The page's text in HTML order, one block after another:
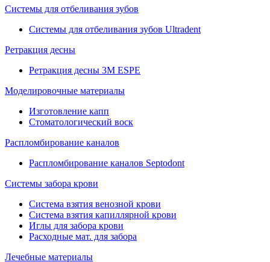
Системы для отбеливания зубов
Системы для отбеливания зубов Ultradent
Ретракция десны
Ретракция десны 3M ESPE
Моделировочные материалы
Изготовление капп
Стоматологический воск
Распломбирование каналов
Распломбирование каналов Septodont
Системы забора крови
Система взятия венозной крови
Система взятия капиллярной крови
Иглы для забора крови
Расходные мат. для забора
Лечебные материалы